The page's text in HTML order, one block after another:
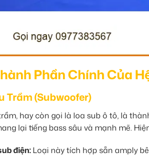
Phần Chính Của
Trầm (Subwoofer)
hay còn gọi là loa sub ô tô, là
lại tiếng bass sâu và mạnh mẽ.
điện: Loại này tích hợp sẵn amply